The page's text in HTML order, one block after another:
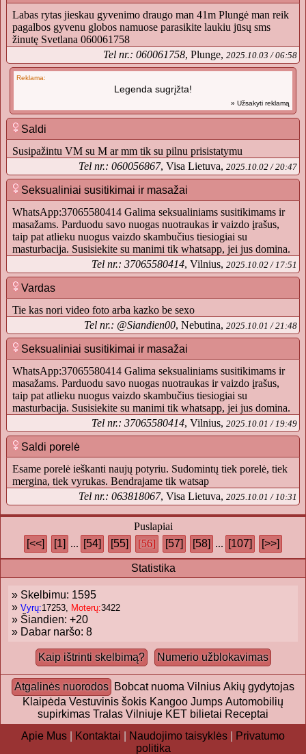
Labas rytas jieskau gyvenimo draugo man 41m Plungė man reik
pagalbos gyvenu globos namuose parasikite laukiu jūsų sms
žinutę Svetlana 060061758
Tel nr.: 060061758, Plunge, 2025.10.03 / 06:58
Reklama:
Legenda sugrįžta!
» Užsakyti reklamą
Saldi
Susipažintu VM su M ar mm tik su pilnu prisistatymu
Tel nr.: 060056867, Visa Lietuva, 2025.10.02 / 20:47
Seksualiniai susitikimai ir masažai
WhatsApp:37065580414 Galima seksualiniams susitikimams ir
masažams. Parduodu savo nuogas nuotraukas ir vaizdo įrašus,
taip pat atlieku nuogus vaizdo skambučius tiesiogiai su
masturbacija. Susisiekite su manimi tik whatsapp, jei jus domina.
Tel nr.: 37065580414, Vilnius, 2025.10.02 / 17:51
Vardas
Tie kas nori video foto arba kazko be sexo
Tel nr.: @Siandien00, Nebutina, 2025.10.01 / 21:48
Seksualiniai susitikimai ir masažai
WhatsApp:37065580414 Galima seksualiniams susitikimams ir
masažams. Parduodu savo nuogas nuotraukas ir vaizdo įrašus,
taip pat atlieku nuogus vaizdo skambučius tiesiogiai su
masturbacija. Susisiekite su manimi tik whatsapp, jei jus domina.
Tel nr.: 37065580414, Vilnius, 2025.10.01 / 19:49
Saldi porelė
Esame porelė ieškanti naujų potyriu. Sudomintų tiek porelė, tiek
mergina, tiek vyrukas. Bendrajame tik watsap
Tel nr.: 063818067, Visa Lietuva, 2025.10.01 / 10:31
Puslapiai
[<<]
[1] ... [54] [55] [56] [57] [58] ... [107] [>>]
Statistika
» Skelbimu: 1595
» Vyrų:17253, Moterų:3422
» Šiandien: +20
» Dabar naršo: 8
Kaip ištrinti skelbimą? Numerio užblokavimas
Atgalinės nuorodos Bobcat nuoma Vilnius Akių gydytojas
Klaipėda Vestuvinis šokis Kangoo Jumps Automobilių
supirkimas Tralas Vilniuje KET bilietai Receptai
Apie Mus
Kontaktai Naudojimo taisyklės
Privatumo
politika